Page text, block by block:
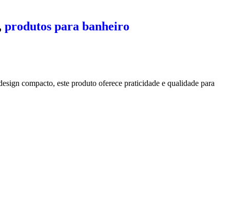
produtos para banheiro
compacto, este produto oferece praticidade e qualidade para